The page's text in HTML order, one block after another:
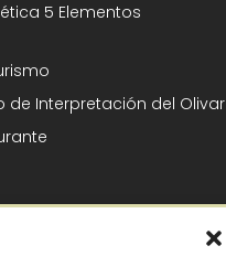
5 Elementos
de Interpretación del Olivar